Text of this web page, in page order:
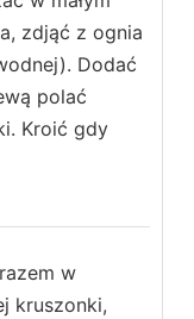
zdjąć z ognia
Dodać
polać
Kroić gdy
w
kruszonki,